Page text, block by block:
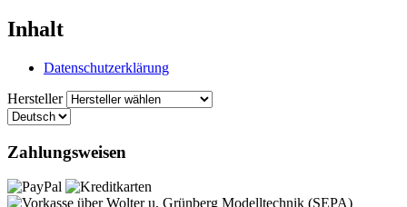
Inhalt
Datenschutzerklärung
Hersteller
Zahlungsweisen